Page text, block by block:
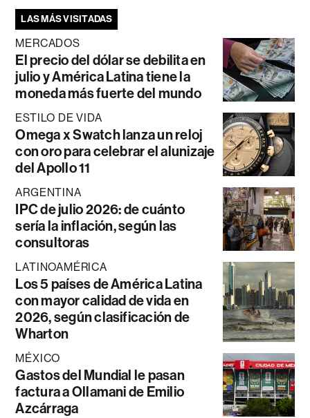
LAS MÁS VISITADAS
MERCADOS
El precio del dólar se debilita en
julio y América Latina tiene la
moneda más fuerte del mundo
ESTILO DE VIDA
Omega x Swatch lanza un reloj
con oro para celebrar el alunizaje
del Apollo 11
ARGENTINA
IPC de julio 2026: de cuánto
sería la inflación, según las
consultoras
LATINOAMÉRICA
Los 5 países de América Latina
con mayor calidad de vida en
2026, según clasificación de
Wharton
MÉXICO
Gastos del Mundial le pasan
factura a Ollamani de Emilio
Azcárraga